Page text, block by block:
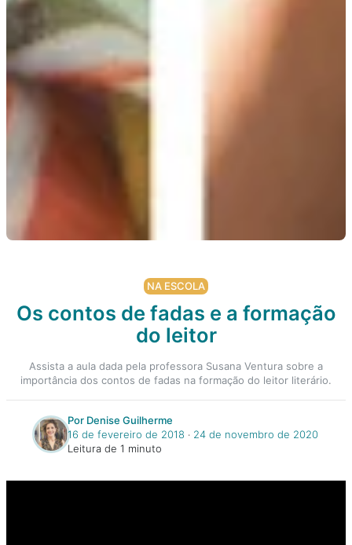
NA ESCOLA
Os contos de fadas e a formação
do leitor
Assista a aula dada pela professora Susana Ventura sobre a
importância dos contos de fadas na formação do leitor literário.
Por Denise Guilherme
16 de fevereiro de 2018 ‧ 24 de novembro de 2020
Leitura de 1 minuto